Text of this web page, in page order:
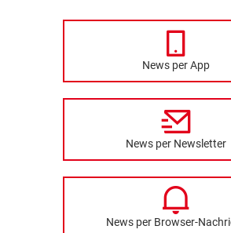
News per App
News per Newsletter
News per Browser-